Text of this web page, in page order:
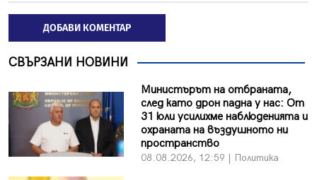
ДОБАВИ КОМЕНТАР
СВЪРЗАНИ НОВИНИ
Министърът на отбраната,
след като дрон падна у нас: От
31 юли усилихме наблюденията и
охраната на въздушното ни
пространство
08.08.2026, 12:59 | Политика